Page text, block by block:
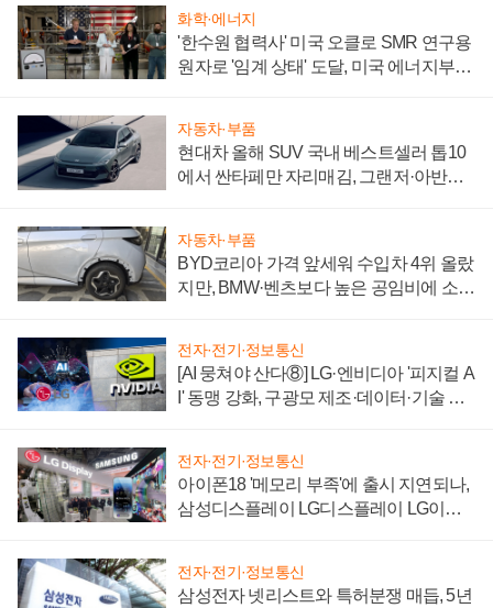
화학·에너지
'한수원 협력사' 미국 오클로 SMR 연구용
원자로 '임계 상태' 도달, 미국 에너지부
자동차·부품
현대차 올해 SUV 국내 베스트셀러 톱10
에서 싼타페만 자리매김, 그랜저·아반떼
자동차·부품
BYD코리아 가격 앞세워 수입차 4위 올랐
지만, BMW·벤츠보다 높은 공임비에 소비
전자·전기·정보통신
[AI 뭉쳐야 산다⑧] LG·엔비디아 '피지컬 A
I' 동맹 강화, 구광모 제조·데이터·기술 결
전자·전기·정보통신
아이폰18 '메모리 부족'에 출시 지연되나,
삼성디스플레이 LG디스플레이 LG이노
전자·전기·정보통신
삼성전자 넷리스트와 특허분쟁 매듭, 5년